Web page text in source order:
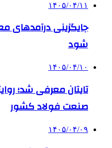
۱۴۰۵/۰۴/۱۱
جایگزینی درآمدهای
شود
۱۴۰۵/۰۴/۱۰
تایتان معرفی شد؛
صنعت فولاد کشور
۱۴۰۵/۰۴/۰۹